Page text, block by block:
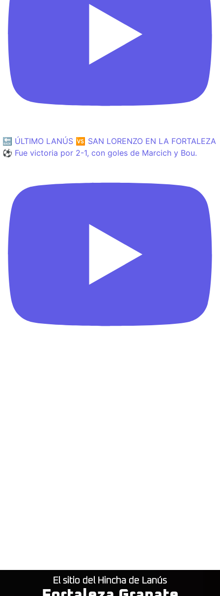
🔙 ÚLTIMO LANÚS 🆚 SAN LORENZO EN LA FORTALEZA
⚽️ Fue victoria por 2-1, con goles de Marcich y Bou.
El sitio del Hincha de Lanús